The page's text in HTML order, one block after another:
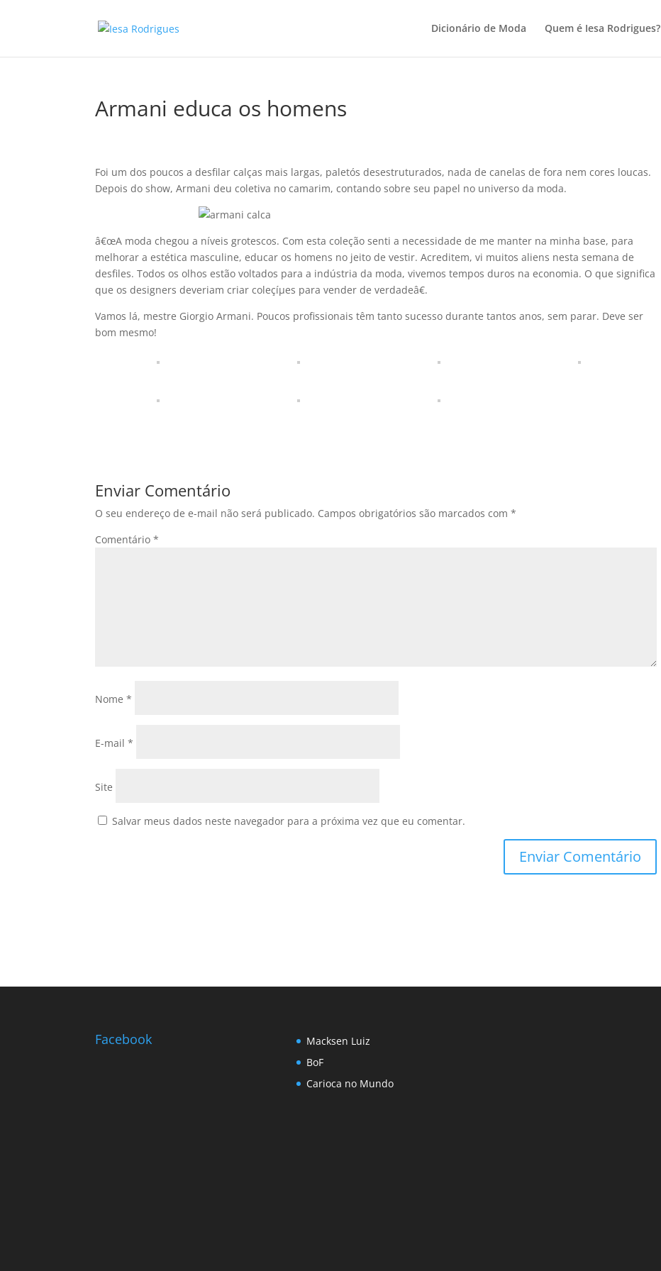
Dicionário de Moda Quem é Iesa Rodrigues?
Armani educa os homens
Foi um dos poucos a desfilar calças mais largas, paletós desestruturados, nada de canelas de fora nem cores loucas.
Depois do show, Armani deu coletiva no camarim, contando sobre seu papel no universo da moda.
â€œA moda chegou a ní­veis grotescos. Com esta coleção senti a necessidade de me manter na minha base, para
melhorar a estética masculine, educar os homens no jeito de vestir. Acreditem, vi muitos aliens nesta semana de
desfiles. Todos os olhos estão voltados para a indústria da moda, vivemos tempos duros na economia. O que significa
que os designers deveriam criar coleçíµes para vender de verdadeâ€.
Vamos lá, mestre Giorgio Armani. Poucos profissionais têm tanto sucesso durante tantos anos, sem parar. Deve ser
bom mesmo!
Enviar Comentário
O seu endereço de e-mail não será publicado. Campos obrigatórios são marcados com*
Comentário*
Nome*
E-mail*
Site
Salvar meus dados neste navegador para a próxima vez que eu comentar.
Facebook
Macksen Luiz
BoF
Carioca no Mundo